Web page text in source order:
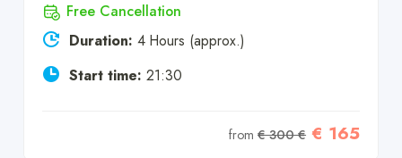
Free Cancellation
Duration: 4 Hours (approx.)
Start time: 21:30
from€ 300 € € 165